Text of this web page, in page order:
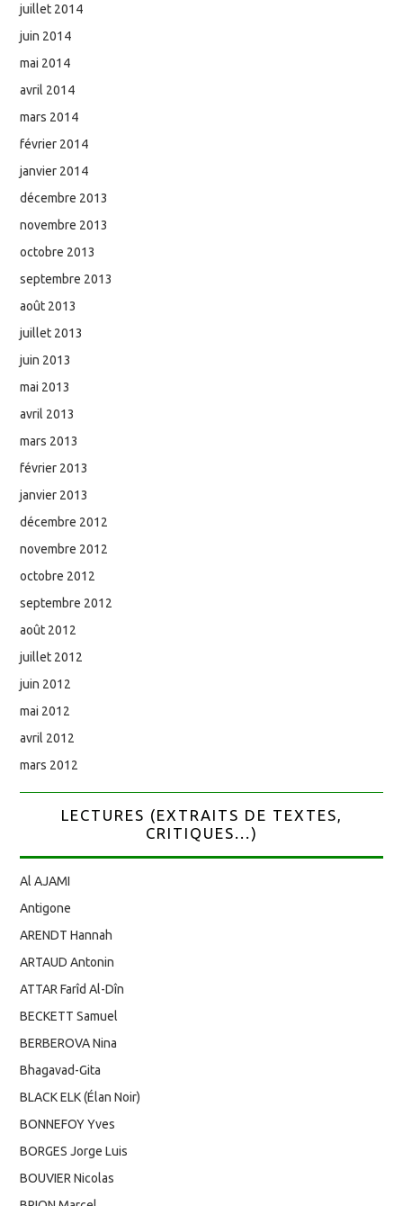
juillet 2014
juin 2014
mai 2014
avril 2014
mars 2014
février 2014
janvier 2014
décembre 2013
novembre 2013
octobre 2013
septembre 2013
août 2013
juillet 2013
juin 2013
mai 2013
avril 2013
mars 2013
février 2013
janvier 2013
décembre 2012
novembre 2012
octobre 2012
septembre 2012
août 2012
juillet 2012
juin 2012
mai 2012
avril 2012
mars 2012
LECTURES (EXTRAITS DE TEXTES,
CRITIQUES...)
Al AJAMI
Antigone
ARENDT Hannah
ARTAUD Antonin
ATTAR Farîd Al-Dîn
BECKETT Samuel
BERBEROVA Nina
Bhagavad-Gita
BLACK ELK (Élan Noir)
BONNEFOY Yves
BORGES Jorge Luis
BOUVIER Nicolas